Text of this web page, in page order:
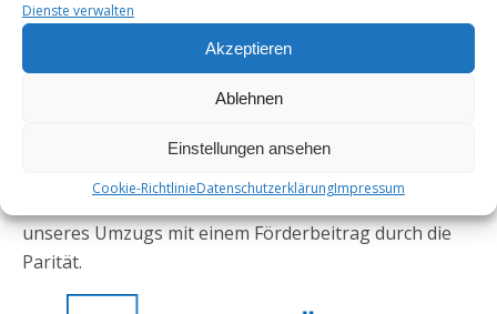
Dienste verwalten
Akzeptieren
Ablehnen
Einstellungen ansehen
Cookie-RichtlinieDatenschutzerklärungImpressum
Fax:069 – 88 10 43
aidshilfe.offenbach(at)web.de
Wir unterliegen der Schweigepflicht. Weitere Informationen
Paritätischen. Wir danken für die Unterstützung
unseres Umzugs mit einem Förderbeitrag durch die
Parität.